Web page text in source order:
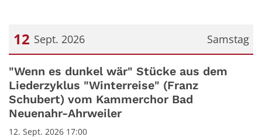
Samstag
12 Sept. 2026
Datum: 12. September 2026
"Wenn es dunkel wär" Stücke aus dem
Liederzyklus "Winterreise" (Franz
Schubert) vom Kammerchor Bad
Neuenahr-Ahrweiler
12. Sept. 2026 17:00